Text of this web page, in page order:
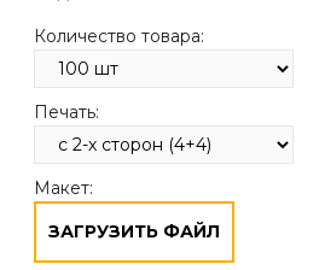
Количество товара:
Печать:
Макет:
ЗАГРУЗИТЬ ФАЙЛ